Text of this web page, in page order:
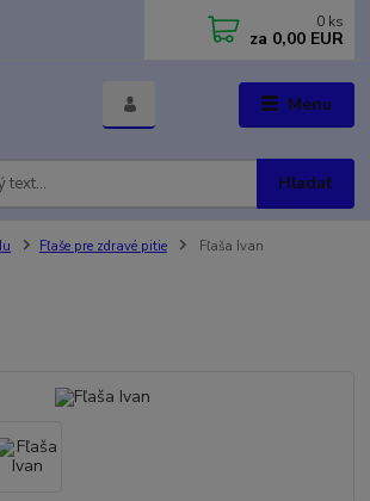
Menu
Hľadať
0 ks
za 0,00 EUR
Fľaše pre zdravé pitie Fľaša Ivan